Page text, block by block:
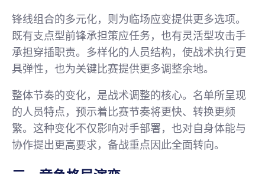
锋线组合的多元化，则为临场应变提供更多选项。
既有支点型前锋承担策应任务，也有灵活型攻击手
承担穿插职责。多样化的人员结构，使战术执行更
具弹性，也为关键比赛提供更多调整余地。
整体节奏的变化，是战术调整的核心。名单所呈现
的人员特点，预示着比赛节奏将更快、转换更频
繁。这种变化不仅影响对手部署，也对自身体能与
协作提出更高要求，备战重点因此全面转向。